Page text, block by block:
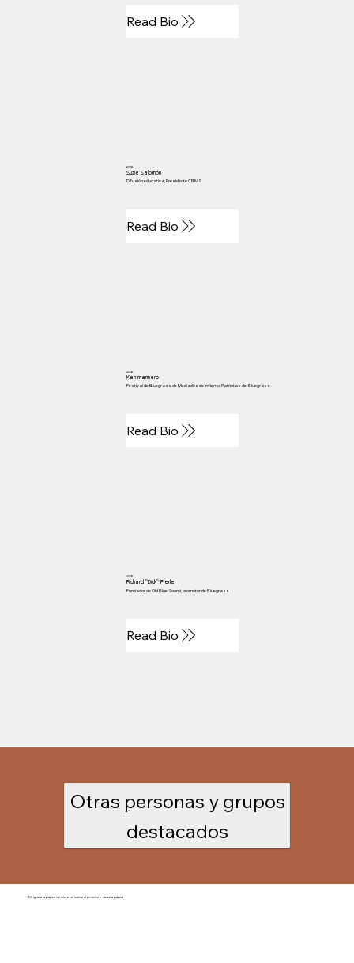
Read Bio
2006
Suzie Salomón
Difusión educativa, Presidente CBMS
Read Bio
2006
Ken marinero
Festival de Bluegrass de Mediados de Invierno, Patriotas del Bluegrass
Read Bio
2006
Richard "Dick" Pierle
Fundador de Old Blue Sound, promotor de Bluegrass
Read Bio
Otras personas y grupos
destacados
Dirígete a la página de inicio o vuelve al principio de esta página